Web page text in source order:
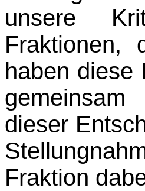
unsere
Fraktionen,
haben diese
dieser
Fraktion